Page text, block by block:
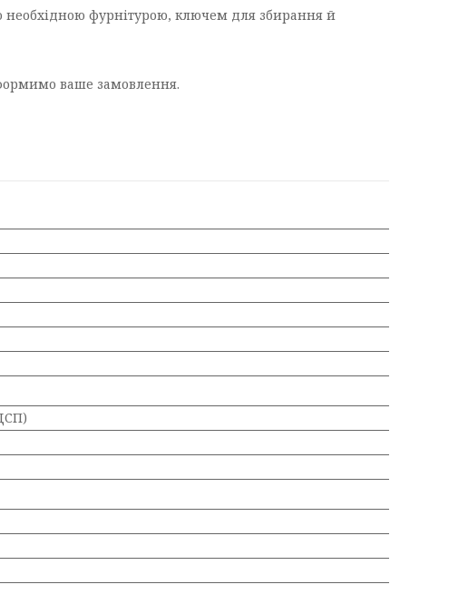
необхідною фурнітурою, ключем для збирання й
ваше замовлення.